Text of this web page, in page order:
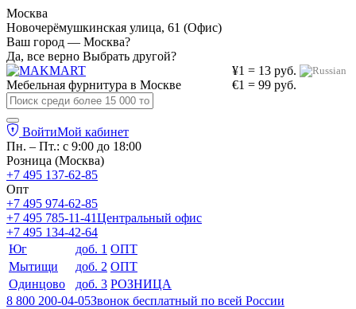
Москва
Новочерёмушкинская улица, 61 (Офис)
Ваш город — Москва?
Да, все верно Выбрать другой?
¥1 = 13 руб.
€1 = 99 руб.
Мебельная фурнитура в Москве
ВойтиМой кабинет
Пн. – Пт.: с 9:00 до 18:00
Розница (Москва)
+7 495 137-62-85
Опт
+7 495 974-62-85
+7 495 785-11-41Центральный офис
+7 495 134-42-64
Юг
доб. 1 ОПТ
Мытищи
доб. 2 ОПТ
Одинцово
доб. 3 РОЗНИЦА
8 800 200-04-05Звонок бесплатный по всей России